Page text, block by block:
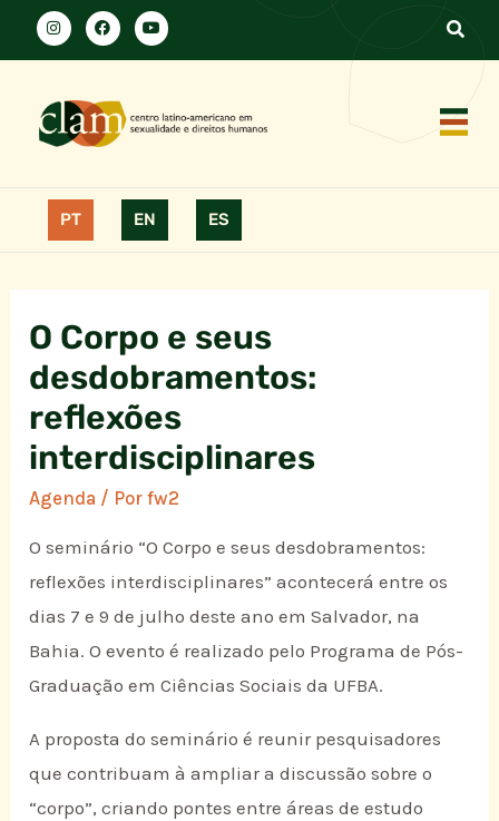
PT EN ES
O Corpo e seus
desdobramentos:
reflexões
interdisciplinares
Agenda / Porfw2
O seminário “O Corpo e seus desdobramentos:
reflexões interdisciplinares” acontecerá entre os
dias 7 e 9 de julho deste ano em Salvador, na
Bahia. O evento é realizado pelo Programa de Pós-
Graduação em Ciências Sociais da UFBA.
A proposta do seminário é reunir pesquisadores
que contribuam à ampliar a discussão sobre o
“corpo”, criando pontes entre áreas de estudo